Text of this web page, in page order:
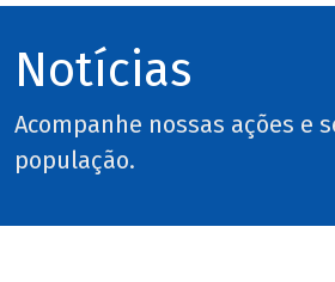
Notícias
Acompanhe nossas ações e
população.